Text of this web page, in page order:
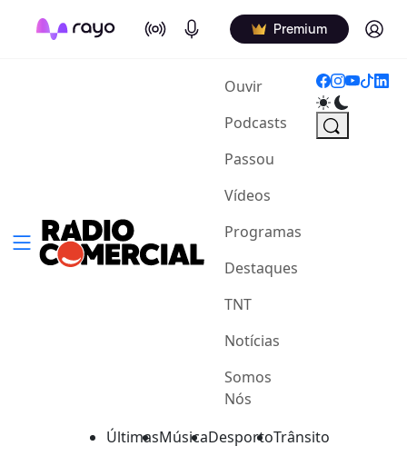
On Air Podcasts Premium Log in
Ouvir(current)
Podcasts
Passou
Vídeos
Programas
Destaques
TNT
Notícias
Somos
Nós
ÚltimasMúsicaDesportoTrânsito